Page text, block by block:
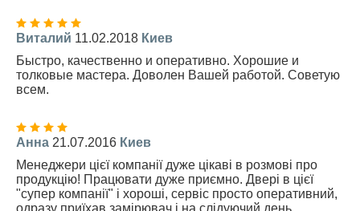
Виталий 11.02.2018 Киев
Быстро, качественно и оперативно. Хорошие и
толковые мастера. Доволен Вашей работой. Советую
всем.
Анна 21.07.2016 Киев
Менеджери цієї компанії дуже цікаві в розмові про
продукцію! Працювати дуже приємно. Двері в цієї
"супер компанії" і хороші, сервіс просто оперативний,
одразу приїхав замірювач і на слідуючий день